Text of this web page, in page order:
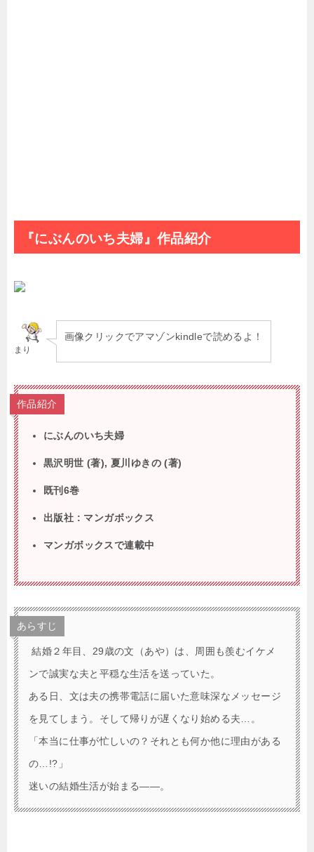
『にぶんのいち夫婦』作品紹介
まり
画像クリックでアマゾンkindleで読めるよ！
作品紹介
にぶんのいち夫婦
黒沢明世 (著), 夏川ゆきの (著)
既刊6巻
出版社 : マンガボックス
マンガボックスで連載中
あらすじ
結婚２年目、29歳の文（あや）は、周囲も羨むイケメ
ンで誠実な夫と平穏な生活を送っていた。
ある日、文は夫の携帯電話に届いた意味深なメッセージ
を見てしまう。そして帰りが遅くなり始める夫…。
「本当に仕事が忙しいの？それとも何か他に理由がある
の…!?」
迷いの結婚生活が始まる――。